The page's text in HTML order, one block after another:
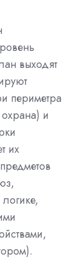
выходят
периметра
и
их